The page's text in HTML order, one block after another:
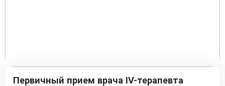
Первичный прием врача IV-терапевта